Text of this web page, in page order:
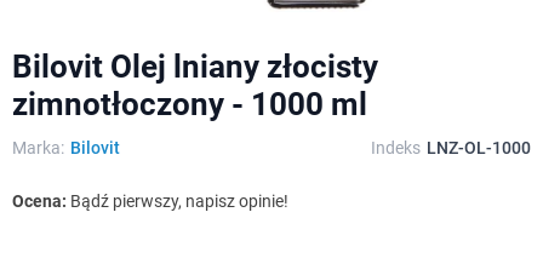
Bilovit Olej lniany złocisty
zimnotłoczony - 1000 ml
Marka: Bilovit Indeks LNZ-OL-1000
Ocena: Bądź pierwszy, napisz opinie!